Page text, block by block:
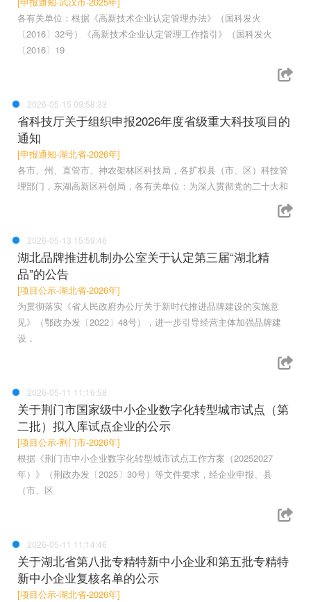
各有关单位：根据《高新技术企业认定管理办法》（国科发火
〔2016〕32号）《高新技术企业认定管理工作指引》（国科发火
〔2016〕19
2026-05-15 09:58:33
省科技厅关于组织申报2026年度省级重大科技项目的
通知
[申报通知-湖北省-2026年]
各市、州、直管市、神农架林区科技局，各扩权县（市、区）科技管
理部门，东湖高新区科创局，各有关单位：为深入贯彻党的二十大和
2026-05-13 15:59:46
湖北品牌推进机制办公室关于认定第三届“湖北精
品”的公告
[项目公示-湖北省-2026年]
为贯彻落实《省人民政府办公厅关于新时代推进品牌建设的实施意
见》（鄂政办发〔2022〕48号），进一步引导经营主体加强品牌建
设，
2026-05-11 11:16:58
关于荆门市国家级中小企业数字化转型城市试点（第
二批）拟入库试点企业的公示
[项目公示-荆门市-2026年]
根据《荆门市中小企业数字化转型城市试点工作方案（20252027
年）》（荆政办发〔2025〕30号）等文件要求，经企业申报、县
（市、区
2026-05-11 11:14:46
关于湖北省第八批专精特新中小企业和第五批专精特
新中小企业复核名单的公示
[项目公示-湖北省-2026年]